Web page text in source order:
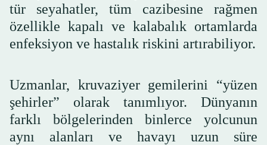
tür seyahatler, tüm cazibesine rağmen
özellikle kapalı ve kalabalık ortamlarda
enfeksiyon ve hastalık riskini artırabiliyor.
Uzmanlar, kruvaziyer gemilerini “yüzen
şehirler” olarak tanımlıyor. Dünyanın
farklı bölgelerinden binlerce yolcunun
aynı alanları ve havayı uzun süre